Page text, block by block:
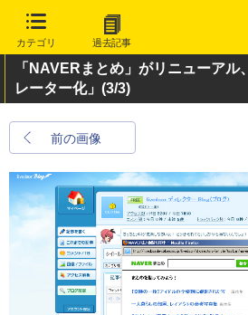
カテゴリ 過去記事
「NAVERまとめ」がリニューアル
レーター化」 (3/3)
前の画像